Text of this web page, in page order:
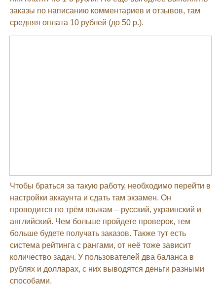
заказы по написанию комментариев и отзывов, там
средняя оплата 10 рублей (до 50 р.).
Чтобы браться за такую работу, необходимо перейти в
настройки аккаунта и сдать там экзамен. Он
проводится по трём языкам – русский, украинский и
английский. Чем больше пройдете проверок, тем
больше будете получать заказов. Также тут есть
система рейтинга с рангами, от неё тоже зависит
количество задач. У пользователей два баланса в
рублях и долларах, с них выводятся деньги разными
способами.